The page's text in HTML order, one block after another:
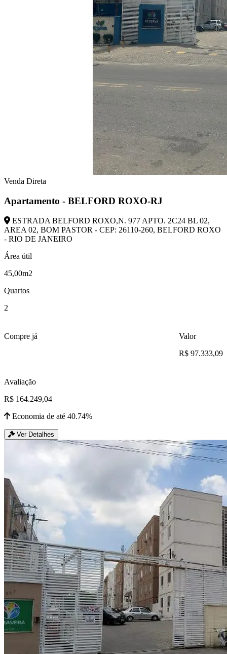
Venda Direta
Apartamento - BELFORD ROXO-RJ
ESTRADA BELFORD ROXO,N. 977 APTO. 2C24 BL 02,
AREA 02, BOM PASTOR - CEP: 26110-260, BELFORD ROXO
- RIO DE JANEIRO
Área útil
45,00m2
Quartos
2
Compre já
Valor
R$ 97.333,09
Avaliação
R$ 164.249,04
Economia de até 40.74%
Ver Detalhes